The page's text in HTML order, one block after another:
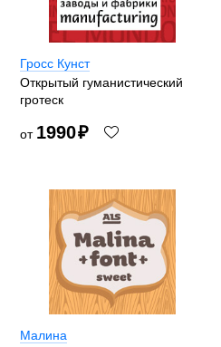
Гросс Кунст
Открытый гуманистический
гротеск
от 1990₽
Малина